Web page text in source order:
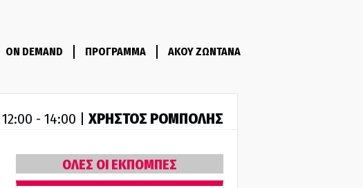
ON DEMAND ΠΡΟΓΡΑΜΜΑ ΑΚΟΥ ΖΩΝΤΑΝΑ
12:00 - 14:00 | ΧΡΗΣΤΟΣ ΡΟΜΠΟΛΗΣ
ΟΛΕΣ ΟΙ ΕΚΠΟΜΠΕΣ